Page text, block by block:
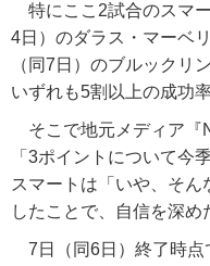
特にここ2試合のスマ
4日）のダラス・マーベ
（同7日）のブルックリ
いずれも5割以上の成功
そこで地元メディア『
「3ポイントについて今
スマートは「いや、そ
したことで、自信を深め
7日（同6日）終了時点